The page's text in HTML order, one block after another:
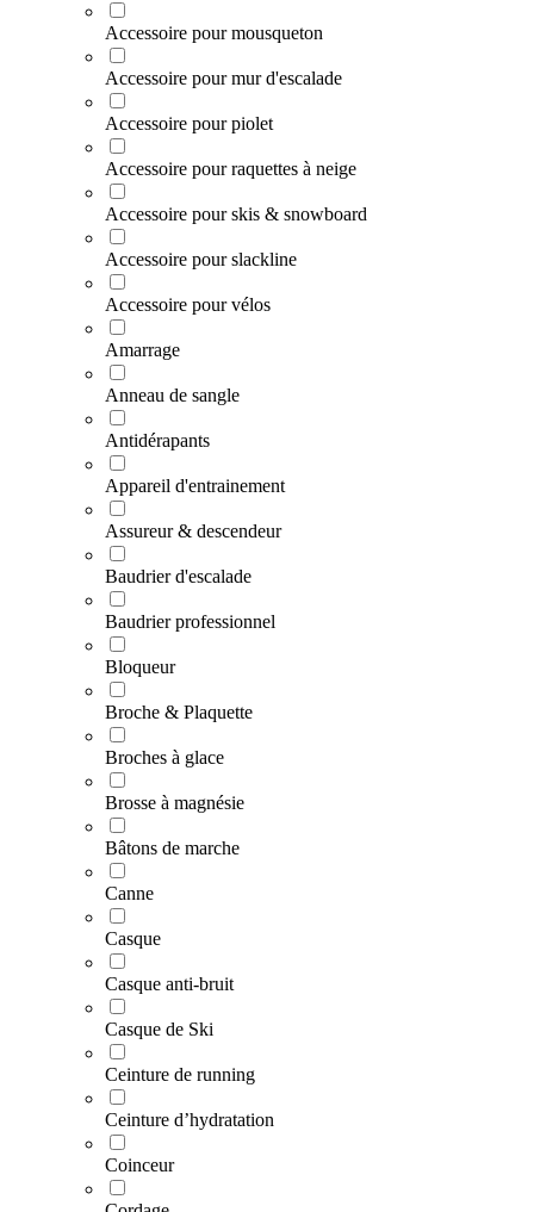
Accessoire pour mousqueton
Accessoire pour mur d'escalade
Accessoire pour piolet
Accessoire pour raquettes à neige
Accessoire pour skis & snowboard
Accessoire pour slackline
Accessoire pour vélos
Amarrage
Anneau de sangle
Antidérapants
Appareil d'entrainement
Assureur & descendeur
Baudrier d'escalade
Baudrier professionnel
Bloqueur
Broche & Plaquette
Broches à glace
Brosse à magnésie
Bâtons de marche
Canne
Casque
Casque anti-bruit
Casque de Ski
Ceinture de running
Ceinture d’hydratation
Coinceur